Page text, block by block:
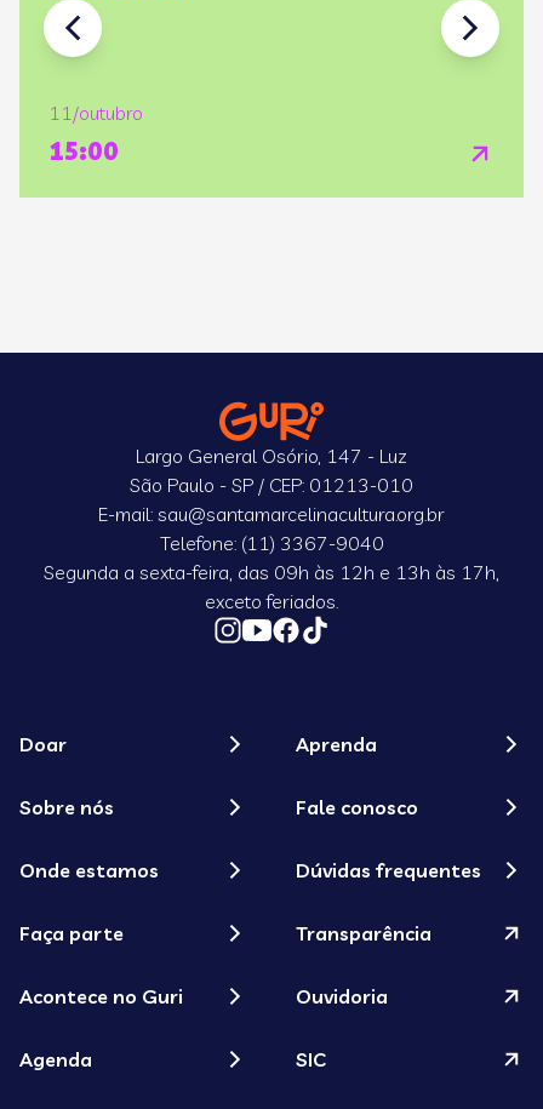
11/outubro
15:00
Largo General Osório, 147 - Luz
São Paulo - SP / CEP: 01213-010
E-mail: sau@santamarcelinacultura.org.br
Telefone: (11) 3367-9040
Segunda a sexta-feira, das 09h às 12h e 13h às 17h,
exceto feriados.
Doar
Sobre nós
Onde estamos
Faça parte
Acontece no Guri
Agenda
Aprenda
Fale conosco
Dúvidas frequentes
Transparência
Ouvidoria
SIC